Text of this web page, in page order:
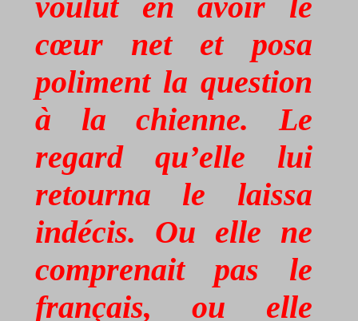
cœur net et posa
poliment la question
à la chienne. Le
regard qu’elle lui
retourna le laissa
indécis. Ou elle ne
comprenait pas le
français, ou elle